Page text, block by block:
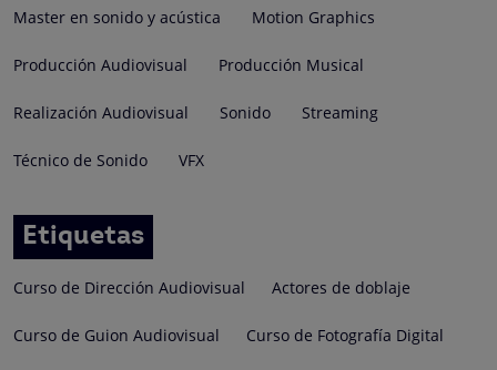
Master en sonido y acústica Motion Graphics
Producción Audiovisual Producción Musical
Realización Audiovisual Sonido Streaming
Técnico de Sonido VFX
Etiquetas
Curso de Dirección Audiovisual Actores de doblaje
Curso de Guion Audiovisual Curso de Fotografía Digital